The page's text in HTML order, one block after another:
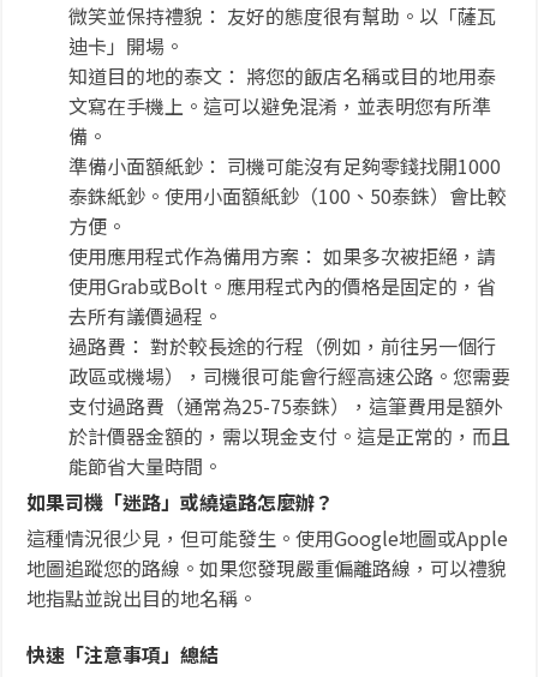
微笑並保持禮貌： 友好的態度很有幫助。以「薩瓦
迪卡」開場。
知道目的地的泰文： 將您的飯店名稱或目的地用泰
文寫在手機上。這可以避免混淆，並表明您有所準
備。
準備小面額紙鈔： 司機可能沒有足夠零錢找開1000
泰銖紙鈔。使用小面額紙鈔（100、50泰銖）會比較
方便。
使用應用程式作為備用方案： 如果多次被拒絕，請
使用Grab或Bolt。應用程式內的價格是固定的，省
去所有議價過程。
過路費： 對於較長途的行程（例如，前往另一個行
政區或機場），司機很可能會行經高速公路。您需要
支付過路費（通常為25-75泰銖），這筆費用是額外
於計價器金額的，需以現金支付。這是正常的，而且
能節省大量時間。
如果司機「迷路」或繞遠路怎麼辦？
這種情況很少見，但可能發生。使用Google地圖或Apple
地圖追蹤您的路線。如果您發現嚴重偏離路線，可以禮貌
地指點並說出目的地名稱。
快速「注意事項」總結